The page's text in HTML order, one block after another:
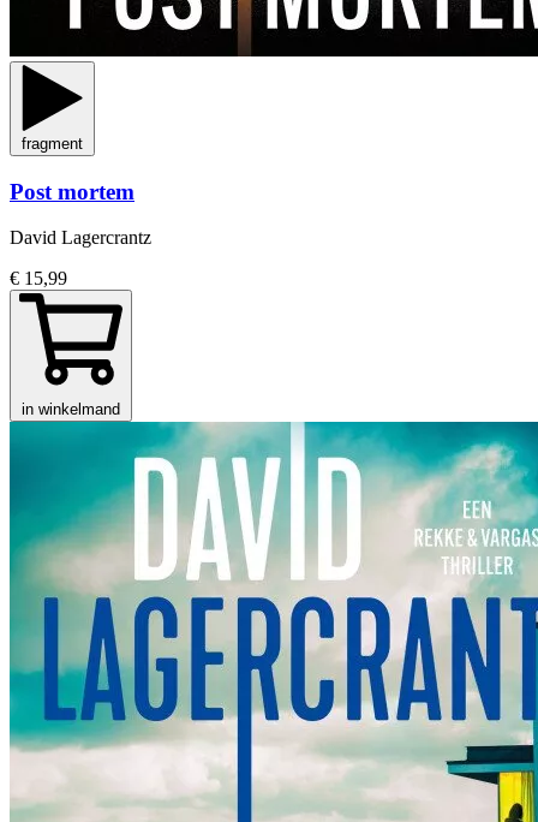
fragment
Post mortem
David Lagercrantz
€ 15,99
in winkelmand